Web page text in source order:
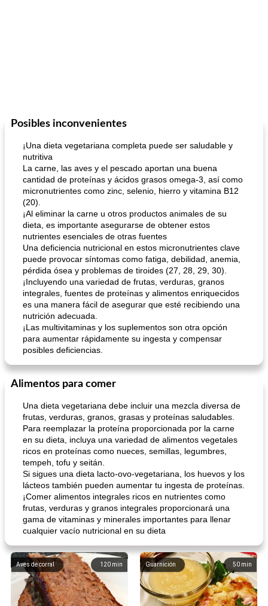
Posibles inconvenientes
¡Una dieta vegetariana completa puede ser saludable y
nutritiva
La carne, las aves y el pescado aportan una buena
cantidad de proteínas y ácidos grasos omega-3, así como
micronutrientes como zinc, selenio, hierro y vitamina B12
(20).
¡Al eliminar la carne u otros productos animales de su
dieta, es importante asegurarse de obtener estos
nutrientes esenciales de otras fuentes
Una deficiencia nutricional en estos micronutrientes clave
puede provocar síntomas como fatiga, debilidad, anemia,
pérdida ósea y problemas de tiroides (27, 28, 29, 30).
¡Incluyendo una variedad de frutas, verduras, granos
integrales, fuentes de proteínas y alimentos enriquecidos
es una manera fácil de asegurar que esté recibiendo una
nutrición adecuada.
¡Las multivitaminas y los suplementos son otra opción
para aumentar rápidamente su ingesta y compensar
posibles deficiencias.
Alimentos para comer
Una dieta vegetariana debe incluir una mezcla diversa de
frutas, verduras, granos, grasas y proteínas saludables.
Para reemplazar la proteína proporcionada por la carne
en su dieta, incluya una variedad de alimentos vegetales
ricos en proteínas como nueces, semillas, legumbres,
tempeh, tofu y seitán.
Si sigues una dieta lacto-ovo-vegetariana, los huevos y los
lácteos también pueden aumentar tu ingesta de proteínas.
¡Comer alimentos integrales ricos en nutrientes como
frutas, verduras y granos integrales proporcionará una
gama de vitaminas y minerales importantes para llenar
cualquier vacío nutricional en su dieta
120 min
Aves de corral 50 min
Guarnición